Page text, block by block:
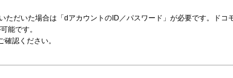
ただいた場合は「dアカウントのID／パスワード」が必要です。ドコ
能です。
確認ください。